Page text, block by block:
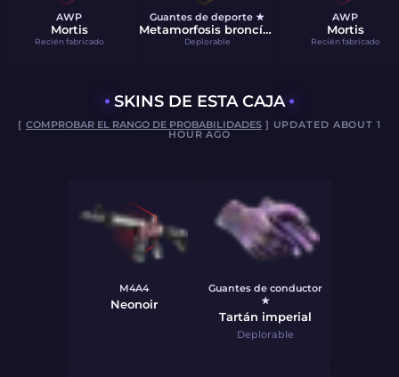
AWP
Mortis
Recién fabricado
Guantes de deporte ★
Metamorfosis broncínea
Deplorable
AWP
Mortis
Recién fabricado
SKINS DE ESTA CAJA
[ COMPROBAR EL RANGO DE PROBABILIDADES] UPDATED ABOUT 1
HOUR AGO
M4A4
Neonoir
Guantes de conductor
★
Tartán imperial
Deplorable